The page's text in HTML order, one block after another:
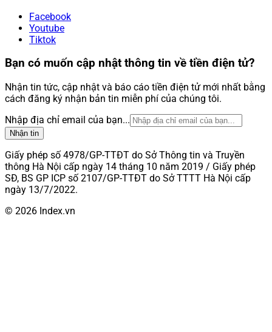
Facebook
Youtube
Tiktok
Bạn có muốn cập nhật thông tin về tiền điện tử?
Nhận tin tức, cập nhật và báo cáo tiền điện tử mới nhất bằng
cách đăng ký nhận bản tin miễn phí của chúng tôi.
Nhập địa chỉ email của bạn...
Nhận tin
Giấy phép số 4978/GP-TTĐT do Sở Thông tin và Truyền
thông Hà Nội cấp ngày 14 tháng 10 năm 2019 / Giấy phép
SĐ, BS GP ICP số 2107/GP-TTĐT do Sở TTTT Hà Nội cấp
ngày 13/7/2022.
© 2026 Index.vn